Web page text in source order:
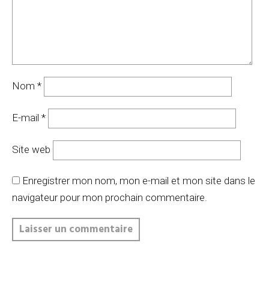
Nom *
E-mail *
Site web
Enregistrer mon nom, mon e-mail et mon site dans le
navigateur pour mon prochain commentaire.